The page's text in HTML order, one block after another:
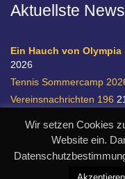
c
n
a
c
:
Aktuellste News
Ein Hauch von
2026
Tennis Sommercamp
Vereinsnachrichten 196
Relegation 1. Bundesliga
Wir setzen Cookies
Website ein.